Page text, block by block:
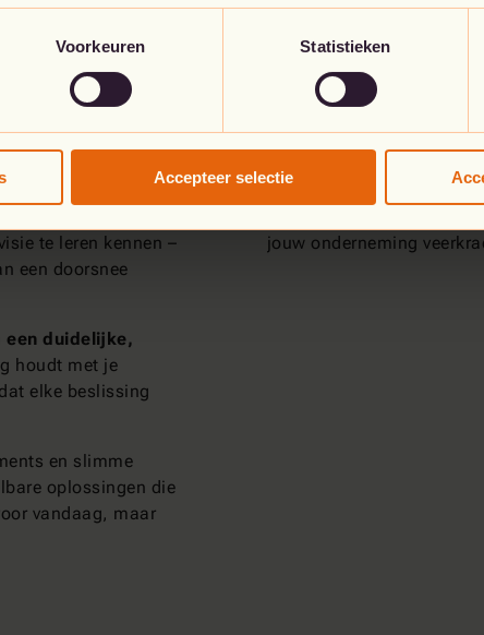
Voorkeuren Statistieken
Accepteer selectie
cloudstrategie te
voor vandaag en
om je business
te leren kennen –
een doorsnee
een duidelijke,
houdt met je
elke beslissing
en slimme
oplossingen die
vandaag, maar
Het resultaat?
Een netwerk dat
trotseren, zodat je
nieuwe kansen kan
SD-WAN, next-
jouw onderneming